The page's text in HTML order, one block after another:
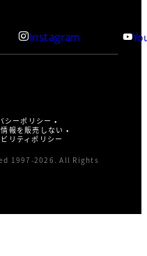
Instagram
シーポリシー
報を販売しない
リティポリシー
1997-2026. All Rights